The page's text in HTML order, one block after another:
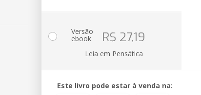
Versão
ebook R$ 27,19
Leia em Pensática
Este livro pode estar à venda na: